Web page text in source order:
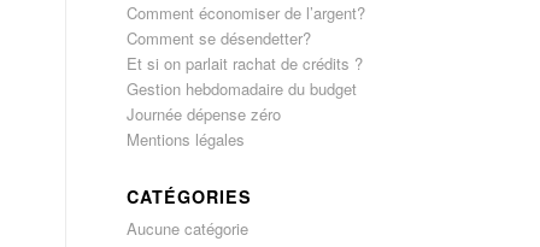
Comment économiser de l’argent?
Comment se désendetter?
Et si on parlait rachat de crédits ?
Gestion hebdomadaire du budget
Journée dépense zéro
Mentions légales
CATÉGORIES
Aucune catégorie